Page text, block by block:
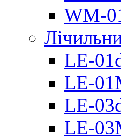
WM-
LE-
LE-
LE-
LE-